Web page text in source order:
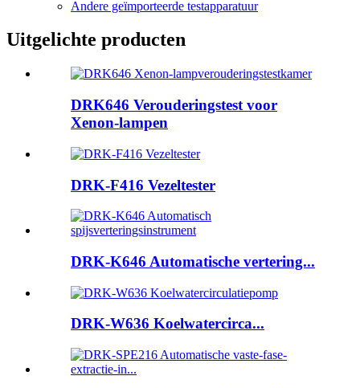
Andere geïmporteerde testapparatuur
Uitgelichte producten
DRK646 Verouderingstest voor
Xenon-lampen
DRK-F416 Vezeltester
DRK-K646 Automatische vertering...
DRK-W636 Koelwatercirca...